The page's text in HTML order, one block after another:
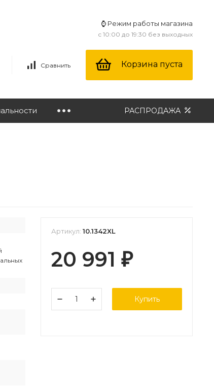
⌚ Режим работы магазина
с 10:00 до 19:30 без выходных
Сравнить Корзина пуста
РАСПРОДАЖА
Артикул: 10.1342XL
20 991 ₽
Купить